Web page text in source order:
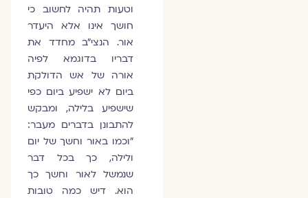
וטעות תהיה לחשוב כי
חושך אינו אלא היעדר
אור. הנצי"ב מחדד את
דבריו בדוגמא לפיה
אורה של אש הדולקת
ביום לא ישפיע ביום כפי
שישפיע בלילה, ומבקש
להתבונן בדברים מעבר:
"וכמו באור וחשך של יום
ולילה, כך בכל דבר
שנמשל לאור וחשך כך
הוא. דיש כמה טובות